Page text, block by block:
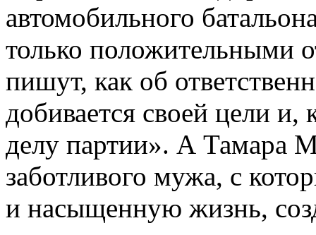
автомобильного
только положительными
пишут, как об
добивается своей цели
делу партии». А Тамара
заботливого мужа, с
и насыщенную жизнь,